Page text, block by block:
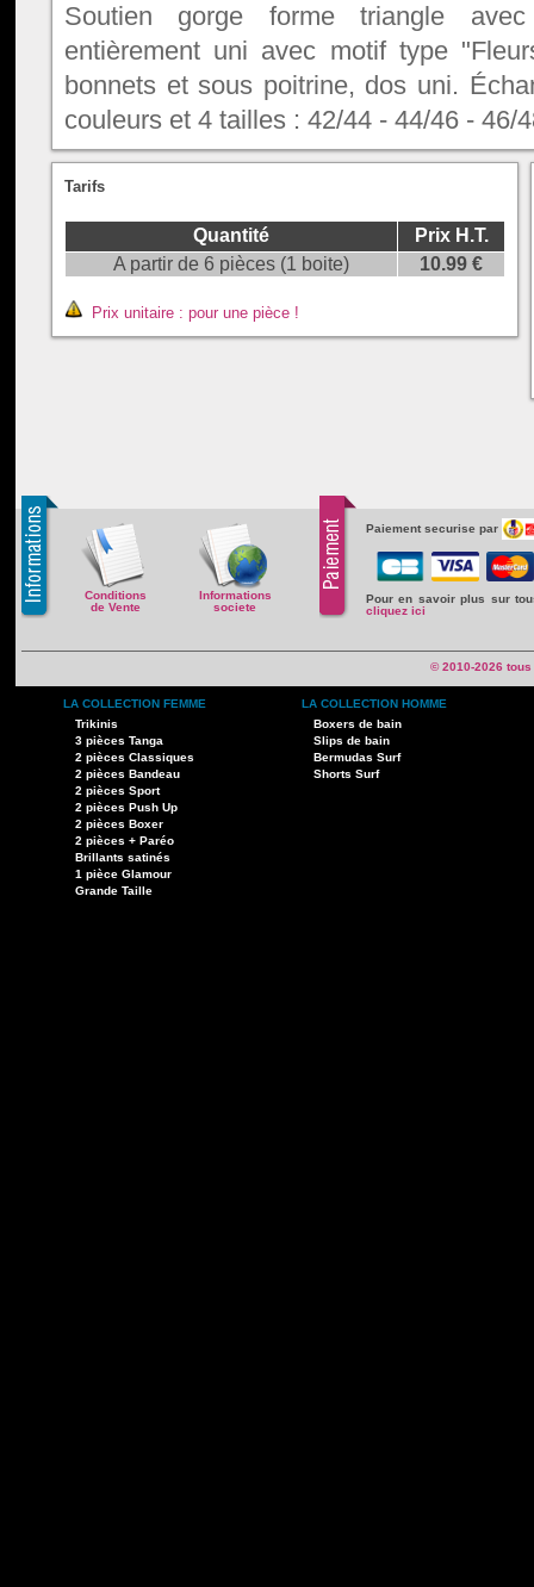
Soutien gorge forme triangle
entièrement uni avec motif type
bonnets et sous poitrine, dos uni.
couleurs et 4 tailles : 42/44 - 44/46 - 46/
Tarifs
Quantité
Prix H.T.
A partir de 6 pièces (1 boite)
10.99 €
Prix unitaire : pour une pièce !
Conditions
de Vente
Informations
societe
Paiement securise par
Pour en savoir plus sur
cliquez ici
© 2010-2026
LA COLLECTION FEMME
Trikinis
3 pièces Tanga
2 pièces Classiques
2 pièces Bandeau
2 pièces Sport
2 pièces Push Up
2 pièces Boxer
2 pièces + Paréo
Brillants satinés
1 pièce Glamour
Grande Taille
LA COLLECTION HOMME
Boxers de bain
Slips de bain
Bermudas Surf
Shorts Surf